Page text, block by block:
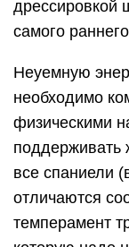
дрессировкой
самого
Неуемную
необходимо
физическими
поддерживать
все спаниели
отличаются
темперамент